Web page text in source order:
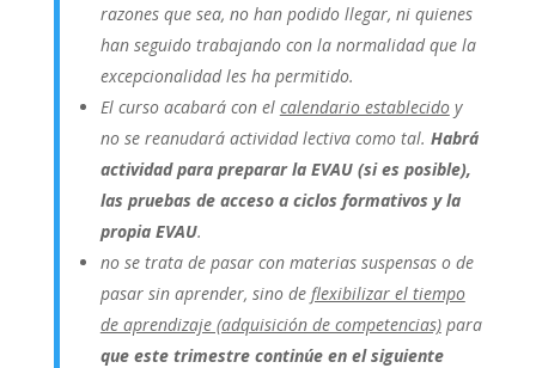
razones que sea, no han podido llegar, ni quienes
han seguido trabajando con la normalidad que la
excepcionalidad les ha permitido.
El curso acabará con el calendario establecidoy
no se reanudará actividad lectiva como tal. Habrá
actividad para preparar la EVAU (si es posible),
las pruebas de acceso a ciclos formativos y la
propia EVAU.
no se trata de pasar con materias suspensas o de
pasar sin aprender, sino de flexibilizar el tiempo
de aprendizaje (adquisición de competencias)para
que este trimestre continúe en el siguiente